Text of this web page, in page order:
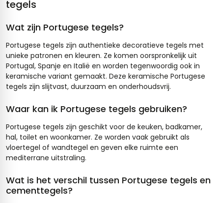
tegels
Wat zijn Portugese tegels?
Portugese tegels zijn authentieke decoratieve tegels met
unieke patronen en kleuren. Ze komen oorspronkelijk uit
Portugal, Spanje en Italië en worden tegenwoordig ook in
keramische variant gemaakt. Deze keramische Portugese
tegels zijn slijtvast, duurzaam en onderhoudsvrij.
Waar kan ik Portugese tegels gebruiken?
Portugese tegels zijn geschikt voor de keuken, badkamer,
hal, toilet en woonkamer. Ze worden vaak gebruikt als
vloertegel of wandtegel en geven elke ruimte een
mediterrane uitstraling.
Wat is het verschil tussen Portugese tegels en
cementtegels?